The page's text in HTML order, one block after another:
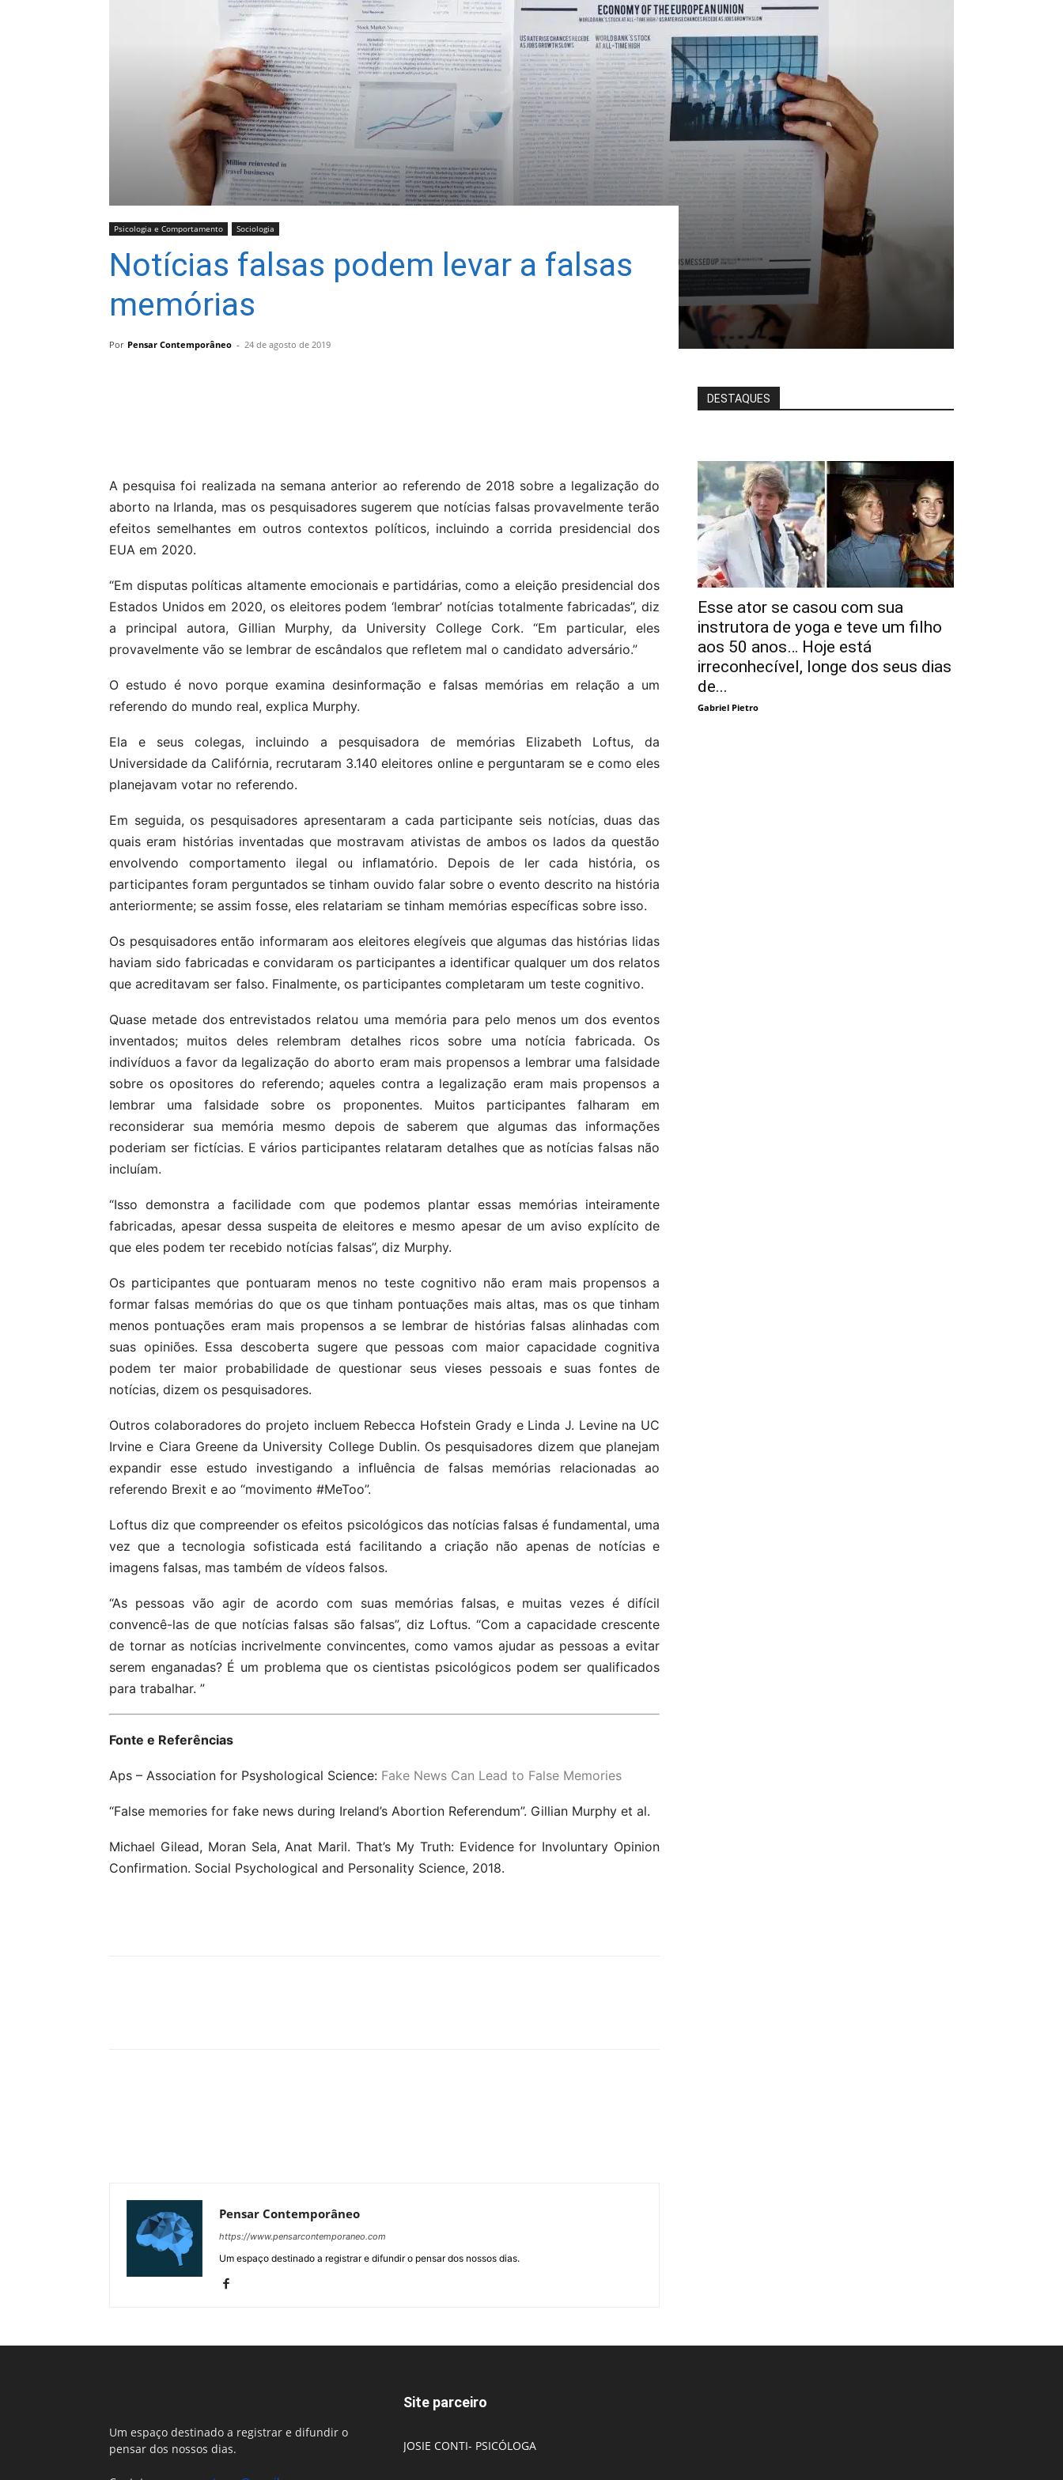
Psicologia e Comportamento Sociologia
Notícias falsas podem levar a falsas
memórias
Por Pensar Contemporâneo - 24 de agosto de 2019
A pesquisa foi realizada na semana anterior ao referendo de 2018 sobre a legalização do
aborto na Irlanda, mas os pesquisadores sugerem que notícias falsas provavelmente terão
efeitos semelhantes em outros contextos políticos, incluindo a corrida presidencial dos
EUA em 2020.
“Em disputas políticas altamente emocionais e partidárias, como a eleição presidencial dos
Estados Unidos em 2020, os eleitores podem ‘lembrar’ notícias totalmente fabricadas”, diz
a principal autora, Gillian Murphy, da University College Cork. “Em particular, eles
provavelmente vão se lembrar de escândalos que refletem mal o candidato adversário.”
O estudo é novo porque examina desinformação e falsas memórias em relação a um
referendo do mundo real, explica Murphy.
Ela e seus colegas, incluindo a pesquisadora de memórias Elizabeth Loftus, da
Universidade da Califórnia, recrutaram 3.140 eleitores online e perguntaram se e como eles
planejavam votar no referendo.
Em seguida, os pesquisadores apresentaram a cada participante seis notícias, duas das
quais eram histórias inventadas que mostravam ativistas de ambos os lados da questão
envolvendo comportamento ilegal ou inflamatório. Depois de ler cada história, os
participantes foram perguntados se tinham ouvido falar sobre o evento descrito na história
anteriormente; se assim fosse, eles relatariam se tinham memórias específicas sobre isso.
Os pesquisadores então informaram aos eleitores elegíveis que algumas das histórias lidas
haviam sido fabricadas e convidaram os participantes a identificar qualquer um dos relatos
que acreditavam ser falso. Finalmente, os participantes completaram um teste cognitivo.
Quase metade dos entrevistados relatou uma memória para pelo menos um dos eventos
inventados; muitos deles relembram detalhes ricos sobre uma notícia fabricada. Os
indivíduos a favor da legalização do aborto eram mais propensos a lembrar uma falsidade
sobre os opositores do referendo; aqueles contra a legalização eram mais propensos a
lembrar uma falsidade sobre os proponentes. Muitos participantes falharam em
reconsiderar sua memória mesmo depois de saberem que algumas das informações
poderiam ser fictícias. E vários participantes relataram detalhes que as notícias falsas não
incluíam.
“Isso demonstra a facilidade com que podemos plantar essas memórias inteiramente
fabricadas, apesar dessa suspeita de eleitores e mesmo apesar de um aviso explícito de
que eles podem ter recebido notícias falsas”, diz Murphy.
Os participantes que pontuaram menos no teste cognitivo não eram mais propensos a
formar falsas memórias do que os que tinham pontuações mais altas, mas os que tinham
menos pontuações eram mais propensos a se lembrar de histórias falsas alinhadas com
suas opiniões. Essa descoberta sugere que pessoas com maior capacidade cognitiva
podem ter maior probabilidade de questionar seus vieses pessoais e suas fontes de
notícias, dizem os pesquisadores.
Outros colaboradores do projeto incluem Rebecca Hofstein Grady e Linda J. Levine na UC
Irvine e Ciara Greene da University College Dublin. Os pesquisadores dizem que planejam
expandir esse estudo investigando a influência de falsas memórias relacionadas ao
referendo Brexit e ao “movimento #MeToo”.
Loftus diz que compreender os efeitos psicológicos das notícias falsas é fundamental, uma
vez que a tecnologia sofisticada está facilitando a criação não apenas de notícias e
imagens falsas, mas também de vídeos falsos.
“As pessoas vão agir de acordo com suas memórias falsas, e muitas vezes é difícil
convencê-las de que notícias falsas são falsas”, diz Loftus. “Com a capacidade crescente
de tornar as notícias incrivelmente convincentes, como vamos ajudar as pessoas a evitar
serem enganadas? É um problema que os cientistas psicológicos podem ser qualificados
para trabalhar. ”
Fonte e Referências
Aps – Association for Psyshological Science: Fake News Can Lead to False Memories
“False memories for fake news during Ireland’s Abortion Referendum”. Gillian Murphy et al.
Michael Gilead, Moran Sela, Anat Maril. That’s My Truth: Evidence for Involuntary Opinion
Confirmation. Social Psychological and Personality Science, 2018.
Pensar Contemporâneo
https://www.pensarcontemporaneo.com
Um espaço destinado a registrar e difundir o pensar dos nossos dias.
DESTAQUES
Esse ator se casou com sua
instrutora de yoga e teve um filho
aos 50 anos… Hoje está
irreconhecível, longe dos seus dias
de...
Gabriel Pietro
Um espaço destinado a registrar e difundir o
pensar dos nossos dias.
Site parceiro
JOSIE CONTI- PSICÓLOGA